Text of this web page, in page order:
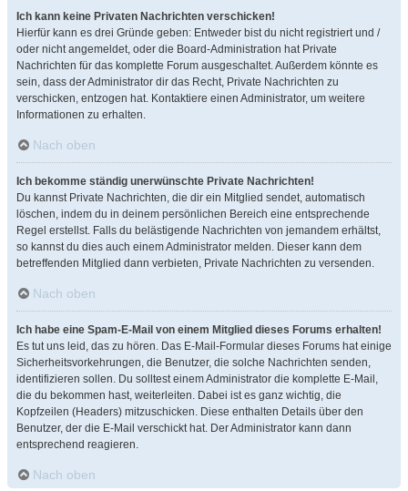
Ich kann keine Privaten Nachrichten verschicken!
Hierfür kann es drei Gründe geben: Entweder bist du nicht registriert und /
oder nicht angemeldet, oder die Board-Administration hat Private
Nachrichten für das komplette Forum ausgeschaltet. Außerdem könnte es
sein, dass der Administrator dir das Recht, Private Nachrichten zu
verschicken, entzogen hat. Kontaktiere einen Administrator, um weitere
Informationen zu erhalten.
Nach oben
Ich bekomme ständig unerwünschte Private Nachrichten!
Du kannst Private Nachrichten, die dir ein Mitglied sendet, automatisch
löschen, indem du in deinem persönlichen Bereich eine entsprechende
Regel erstellst. Falls du belästigende Nachrichten von jemandem erhältst,
so kannst du dies auch einem Administrator melden. Dieser kann dem
betreffenden Mitglied dann verbieten, Private Nachrichten zu versenden.
Nach oben
Ich habe eine Spam-E-Mail von einem Mitglied dieses Forums erhalten!
Es tut uns leid, das zu hören. Das E-Mail-Formular dieses Forums hat einige
Sicherheitsvorkehrungen, die Benutzer, die solche Nachrichten senden,
identifizieren sollen. Du solltest einem Administrator die komplette E-Mail,
die du bekommen hast, weiterleiten. Dabei ist es ganz wichtig, die
Kopfzeilen (Headers) mitzuschicken. Diese enthalten Details über den
Benutzer, der die E-Mail verschickt hat. Der Administrator kann dann
entsprechend reagieren.
Nach oben